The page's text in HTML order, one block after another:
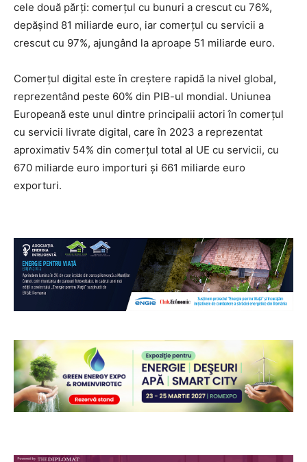
cele două părți: comerțul cu bunuri a crescut cu 76%,
depășind 81 miliarde euro, iar comerțul cu servicii a
crescut cu 97%, ajungând la aproape 51 miliarde euro.
Comerțul digital este în creștere rapidă la nivel global,
reprezentând peste 60% din PIB-ul mondial. Uniunea
Europeană este unul dintre principalii actori în comerțul
cu servicii livrate digital, care în 2023 a reprezentat
aproximativ 54% din comerțul total al UE cu servicii, cu
670 miliarde euro importuri și 661 miliarde euro
exporturi.